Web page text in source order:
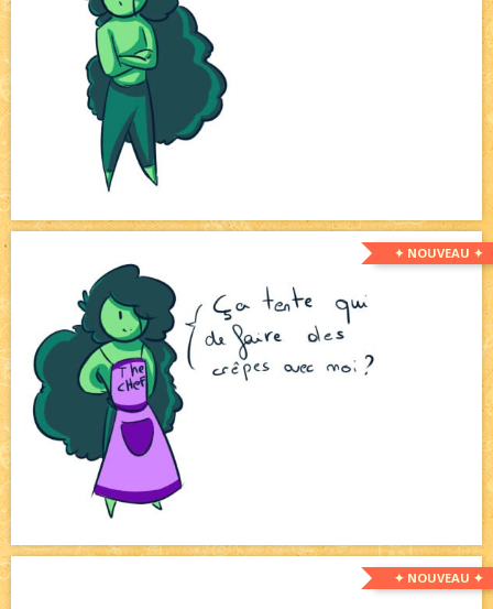
✦ NOUVEAU ✦
✦ NOUVEAU ✦